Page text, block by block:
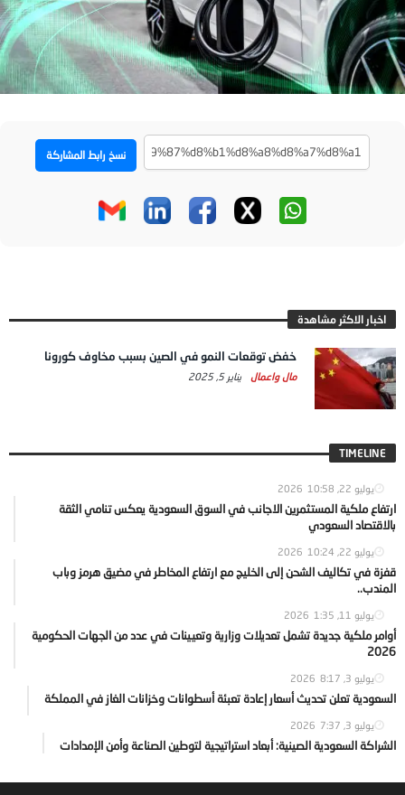
نسخ رابط المشاركة
اخبار الاكثر مشاهدة
خفض توقعات النمو في الصين بسبب مخاوف كورونا
مال واعمال يناير 5, 2025
TIMELINE
يوليو 22, 2026 10:58
ارتفاع ملكية المستثمرين الاجانب في السوق السعودية يعكس تنامي الثقة
بالاقتصاد السعودي
يوليو 22, 2026 10:24
قفزة في تكاليف الشحن إلى الخليج مع ارتفاع المخاطر في مضيق هرمز وباب
المندب..
يوليو 11, 2026 1:35
أوامر ملكية جديدة تشمل تعديلات وزارية وتعيينات في عدد من الجهات الحكومية
2026
يوليو 3, 2026 8:17
السعودية تعلن تحديث أسعار إعادة تعبئة أسطوانات وخزانات الغاز في المملكة
يوليو 3, 2026 7:37
الشراكة السعودية الصينية: أبعاد استراتيجية لتوطين الصناعة وأمن الإمدادات